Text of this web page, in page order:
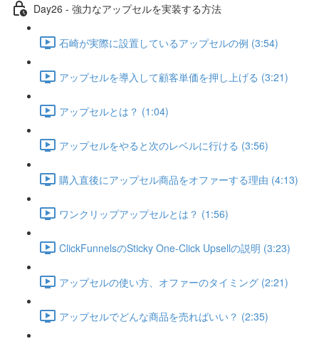
Day26 - 強力なアップセルを実装する方法
石崎が実際に設置しているアップセルの例 (3:54)
アップセルを導入して顧客単価を押し上げる (3:21)
アップセルとは？ (1:04)
アップセルをやると次のレベルに行ける (3:56)
購入直後にアップセル商品をオファーする理由 (4:13)
ワンクリップアップセルとは？ (1:56)
ClickFunnelsのSticky One-Click Upsellの説明 (3:23)
アップセルの使い方、オファーのタイミング (2:21)
アップセルでどんな商品を売ればいい？ (2:35)